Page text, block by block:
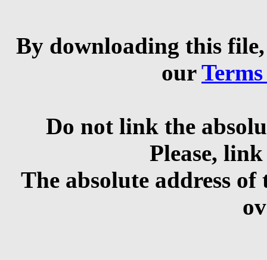
By downloading this
our
Do not link the
Please,
The absolute address